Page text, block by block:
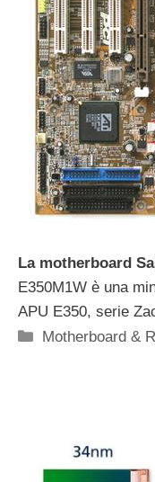
La motherboard
E350M1W è una
APU E350, serie
Categorie
Motherboard &